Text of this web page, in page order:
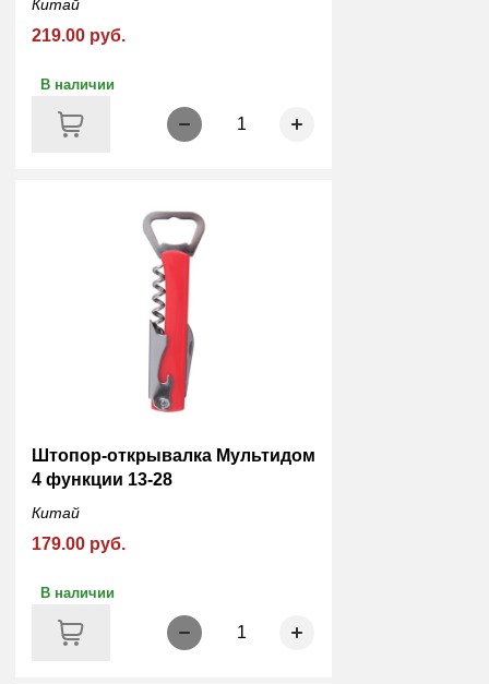
Китай
219.00 руб.
В наличии
1
Штопор-открывалка Мультидом
4 функции 13-28
Китай
179.00 руб.
В наличии
1